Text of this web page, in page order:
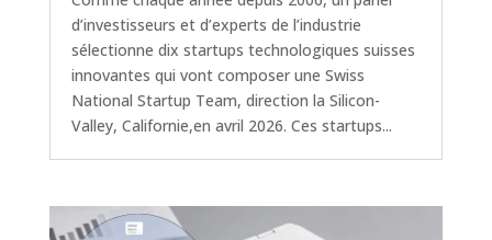
d’investisseurs et d’experts de l’industrie
sélectionne dix startups technologiques suisses
innovantes qui vont composer une Swiss
National Startup Team, direction la Silicon-
Valley, Californie,en avril 2026. Ces startups...